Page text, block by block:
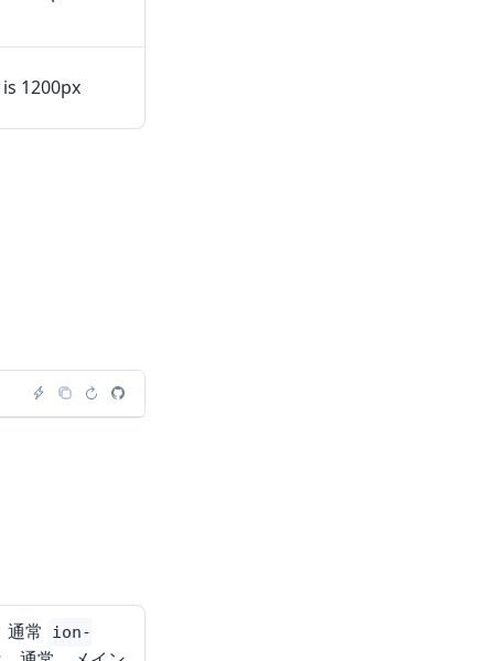
1200px
通常
ion-